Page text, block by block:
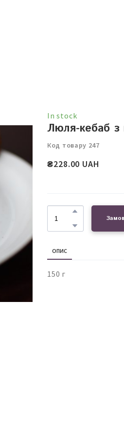
In stock
Люля-кебаб з
Код товару 247
₴228.00 UAH
ОПИС
150 г